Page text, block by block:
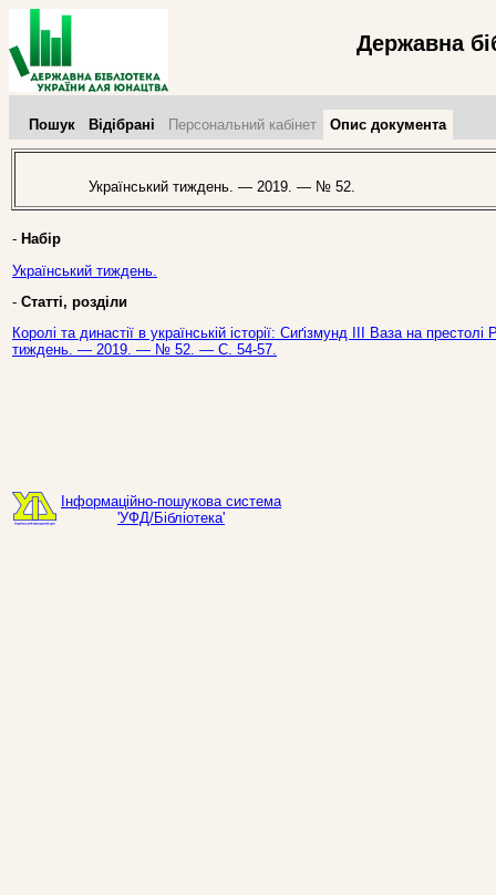
Державна
Пошук Відібрані Персональний кабінет Опис документа
Український тиждень. — 2019. — № 52.
- Набір
Український тиждень.
- Статті, розділи
Королі та династії в українській історії: Сиґізмунд ІІІ Ваза на
тиждень. — 2019. — № 52. — С. 54-57.
Інформаційно-пошукова система
'УФД/Бібліотека'